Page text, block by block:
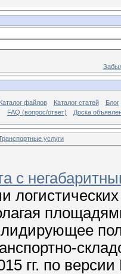
Каталог файлов Каталог статей
Блог
FAQ (вопрос/ответ)
Доска
услуги
с
гг. по